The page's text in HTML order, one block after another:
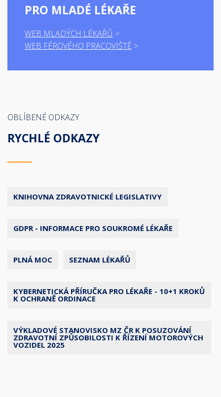
PRO MLADÉ LÉKAŘE
WEB MLADÝCH LÉKAŘŮ
WEB FÉROVÉHO PRACOVIŠTĚ
OBLÍBENÉ ODKAZY
RYCHLÉ ODKAZY
KNIHOVNA ZDRAVOTNICKÉ LEGISLATIVY
GDPR - INFORMACE PRO SOUKROMÉ LÉKAŘE
PLNÁ MOC SEZNAM LÉKAŘŮ
KYBERNETICKÁ PŘÍRUČKA PRO LÉKAŘE - 10+1 KROKŮ
K OCHRANĚ ORDINACE
VÝKLADOVÉ STANOVISKO MZ ČR K POSUZOVÁNÍ
ZDRAVOTNÍ ZPŮSOBILOSTI K ŘÍZENÍ MOTOROVÝCH
VOZIDEL 2025